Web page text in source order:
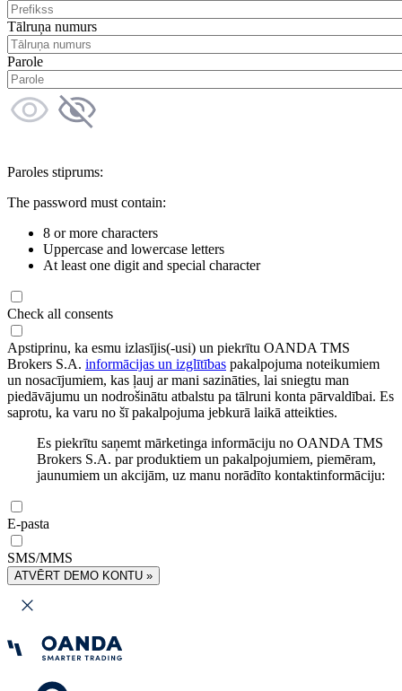
Tālruņa numurs
Parole
Paroles stiprums:
The password must contain:
8 or more characters
Uppercase and lowercase letters
At least one digit and special character
Check all consents
Apstiprinu, ka esmu izlasījis(-usi) un piekrītu OANDA TMS
Brokers S.A. informācijas un izglītības pakalpojuma noteikumiem
un nosacījumiem, kas ļauj ar mani sazināties, lai sniegtu man
piedāvājumu un nodrošinātu atbalstu pa tālruni konta pārvaldībai. Es
saprotu, ka varu no šī pakalpojuma jebkurā laikā atteikties.
Es piekrītu saņemt mārketinga informāciju no OANDA TMS
Brokers S.A. par produktiem un pakalpojumiem, piemēram,
jaunumiem un akcijām, uz manu norādīto kontaktinformāciju:
E-pasta
SMS/MMS
ATVĒRT DEMO KONTU »